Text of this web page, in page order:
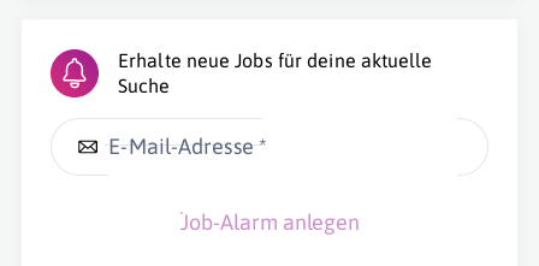
Erhalte neue Jobs für deine aktuelle
Suche
E-Mail-Adresse *
Job-Alarm anlegen